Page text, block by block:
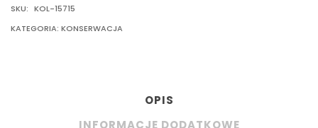
SKU: KOL-15715
KATEGORIA: KONSERWACJA
OPIS
INFORMACJE DODATKOWE